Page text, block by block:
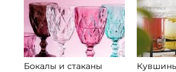
Бокалы и стаканы